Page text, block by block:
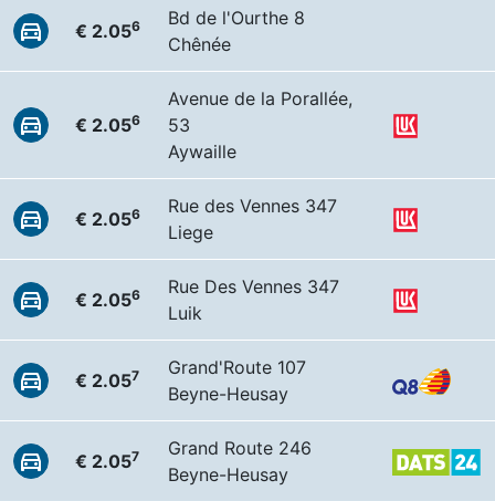
€ 2.056
Bd de l'Ourthe 8
Chênée
€ 2.056
Avenue de la Porallée,
53
Aywaille
€ 2.056
Rue des Vennes 347
Liege
€ 2.056
Rue Des Vennes 347
Luik
€ 2.057
Grand'Route 107
Beyne-Heusay
€ 2.057
Grand Route 246
Beyne-Heusay